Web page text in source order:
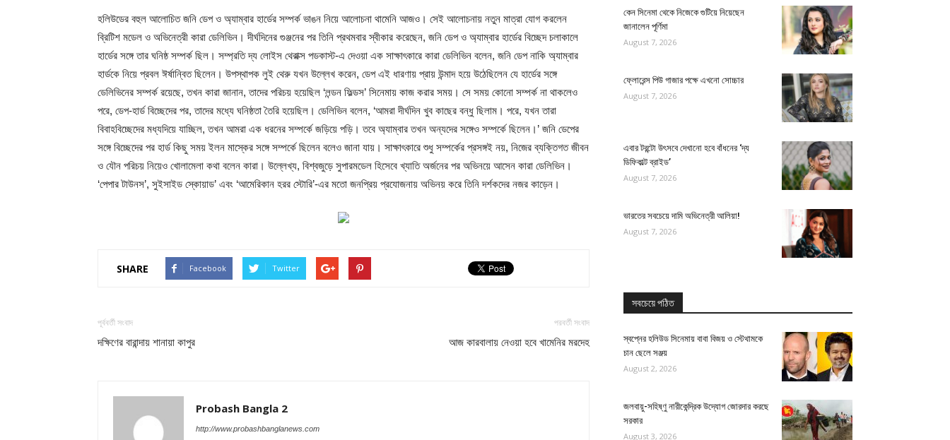
হলিউডের বহুল আলোচিত জনি ডেপ ও অ্যাম্বার হার্ডের সম্পর্ক ভাঙন নিয়ে আলোচনা থামেনি আজও। সেই আলোচনায় নতুন মাত্রা যোগ করলেন
ব্রিটিশ মডেল ও অভিনেত্রী কারা ডেলিভিন। দীর্ঘদিনের গুঞ্জনের পর তিনি প্রথমবার স্বীকার করেছেন, জনি ডেপ ও অ্যাম্বার হার্ডের বিচ্ছেদ চলাকালে
হার্ডের সঙ্গে তার ঘনিষ্ঠ সম্পর্ক ছিল। সম্প্রতি দ্য লোইস থেরাক্স পডকাস্ট-এ দেওয়া এক সাক্ষাৎকারে কারা ডেলিভিন বলেন, জনি ডেপ নাকি অ্যাম্বার
হার্ডকে নিয়ে প্রবল ঈর্ষান্বিত ছিলেন। উপস্থাপক লুই থেরু যখন উল্লেখ করেন, ডেপ এই ধারণায় প্রায় উন্মাদ হয়ে উঠেছিলেন যে হার্ডের সঙ্গে
ডেলিভিনের সম্পর্ক রয়েছে, তখন কারা জানান, তাদের পরিচয় হয়েছিল ‘লন্ডন ফিল্ডস’ সিনেমায় কাজ করার সময়। সে সময় কোনো সম্পর্ক না থাকলেও
পরে, ডেপ-হার্ড বিচ্ছেদের পর, তাদের মধ্যে ঘনিষ্ঠতা তৈরি হয়েছিল। ডেলিভিন বলেন, ‘আমরা দীর্ঘদিন খুব কাছের বন্ধু ছিলাম। পরে, যখন তারা
বিবাহবিচ্ছেদের মধ্যদিয়ে যাচ্ছিল, তখন আমরা এক ধরনের সম্পর্কে জড়িয়ে পড়ি। তবে অ্যাম্বার তখন অন্যদের সঙ্গেও সম্পর্কে ছিলেন।’ জনি ডেপের
সঙ্গে বিচ্ছেদের পর হার্ড কিছু সময় ইলন মাস্কের সঙ্গে সম্পর্কে ছিলেন বলেও জানা যায়। সাক্ষাৎকারে শুধু সম্পর্কের প্রসঙ্গই নয়, নিজের ব্যক্তিগত জীবন
ও যৌন পরিচয় নিয়েও খোলামেলা কথা বলেন কারা। উল্লেখ্য, বিশ্বজুড়ে সুপারমডেল হিসেবে খ্যাতি অর্জনের পর অভিনয়ে আসেন কারা ডেলিভিন।
‘পেপার টাউনস’, সুইসাইড স্কোয়াড’ এবং ‘আমেরিকান হরর স্টোরি’-এর মতো জনপ্রিয় প্রযোজনায় অভিনয় করে তিনি দর্শকদের নজর কাড়েন।
SHARE Facebook Twitter
পূর্ববর্তী সংবাদ
দক্ষিণের বারান্দায় শানায়া কাপুর
পরবর্তী সংবাদ
আজ কারবালায় নেওয়া হবে খামেনির মরদেহ
Probash Bangla 2
http://www.probashbanglanews.com
কেন সিনেমা থেকে নিজেকে গুটিয়ে নিয়েছেন
জানালেন পূর্ণিমা
August 7, 2026
ফ্লোরেন্স পিউ গাজার পক্ষে এখনো সোচ্চার
August 7, 2026
এবার টরন্টো উৎসবে দেখানো হবে বাঁধনের ‘দ্য
ডিফিকাল্ট ব্রাইড’
August 7, 2026
ভারতের সবচেয়ে দামি অভিনেত্রী আলিয়া!
August 7, 2026
সবচেয়ে পঠিত
স্বপ্নের হলিউড সিনেমায় বাবা বিজয় ও স্টেথামকে
চান ছেলে সঞ্জয়
August 2, 2026
জলবায়ু-সহিষ্ণু নারীকেন্দ্রিক উদ্যোগ জোরদার করছে
সরকার
August 3, 2026